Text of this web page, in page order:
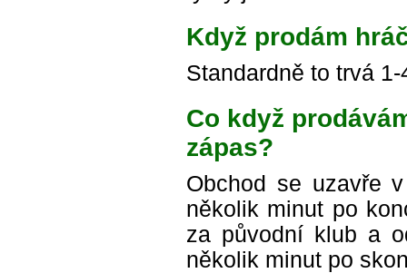
Když prodám
Standardně to trvá
Co když
zápas?
Obchod se uzavře
několik minut po
za původní klub a
několik minut po